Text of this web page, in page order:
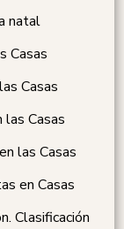
natal
Casas
Casas
las Casas
las Casas
en Casas
Clasificación